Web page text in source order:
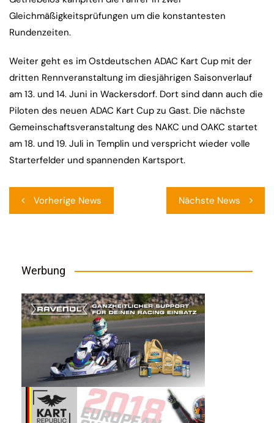
Gleichmäßigkeitsprüfungen um die konstantesten
Rundenzeiten.
Weiter geht es im Ostdeutschen ADAC Kart Cup mit der
dritten Rennveranstaltung im diesjährigen Saisonverlauf
am 13. und 14. Juni in Wackersdorf. Dort sind dann auch die
Piloten des neuen ADAC Kart Cup zu Gast. Die nächste
Gemeinschaftsveranstaltung des NAKC und OAKC startet
am 18. und 19. Juli in Templin und verspricht wieder volle
Starterfelder und spannenden Kartsport.
Vorherige News Nächste News
Werbung